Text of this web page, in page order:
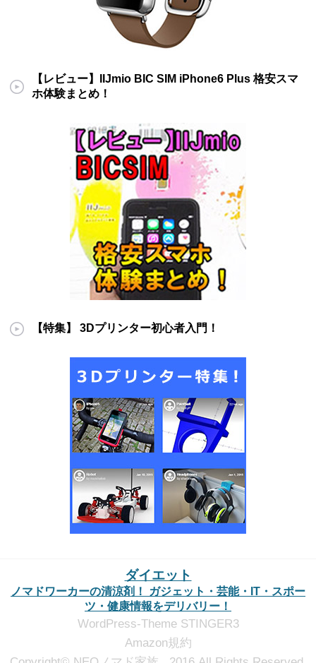
【レビュー】IIJmio BIC SIM iPhone6 Plus 格安スマ
ホ体験まとめ！
【特集】 3Dプリンター初心者入門！
ダイエット
ノマドワーカーの清涼剤！ ガジェット・芸能・IT・スポー
ツ・健康情報をデリバリー！
WordPress-Theme STINGER3
Amazon規約